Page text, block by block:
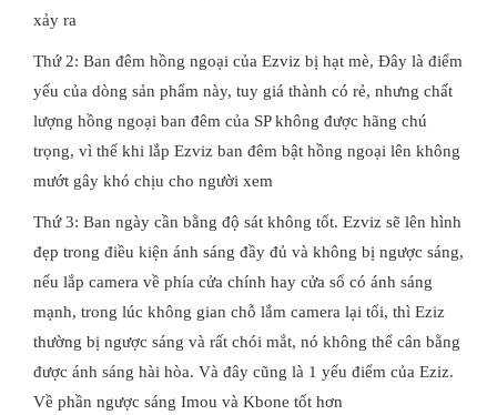
xảy ra
Thứ 2: Ban đêm hồng ngoại của Ezviz bị hạt mè, Đây là điểm
yếu của dòng sản phẩm này, tuy giá thành có rẻ, nhưng chất
lượng hồng ngoại ban đêm của SP không được hãng chú
trọng, vì thế khi lắp Ezviz ban đêm bật hồng ngoại lên không
mướt gây khó chịu cho người xem
Thứ 3: Ban ngày cần bằng độ sát không tốt. Ezviz sẽ lên hình
đẹp trong điều kiện ánh sáng đầy đủ và không bị ngược sáng,
nếu lắp camera về phía cửa chính hay cửa sổ có ánh sáng
mạnh, trong lúc không gian chỗ lắm camera lại tối, thì Eziz
thường bị ngược sáng và rất chói mắt, nó không thể cân bằng
được ánh sáng hài hòa. Và đây cũng là 1 yếu điểm của Eziz.
Về phần ngược sáng Imou và Kbone tốt hơn